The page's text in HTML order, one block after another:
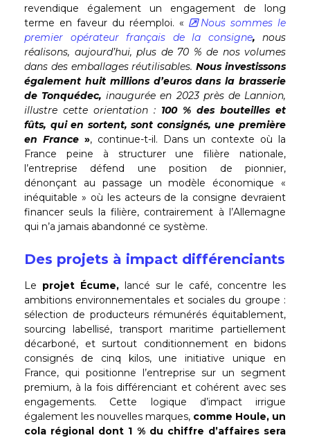
revendique également un engagement de long
terme en faveur du réemploi. «
Nous sommes le
premier opérateur français de la consigne, nous
réalisons, aujourd’hui, plus de 70 % de nos volumes
dans des emballages réutilisables.Nous investissons
également huit millions d’euros dans la brasserie
de Tonquédec, inaugurée en 2023 près de Lannion,
illustre cette orientation : 100 % des bouteilles et
fûts, qui en sortent, sont consignés, une première
en France», continue-t-il. Dans un contexte où la
France peine à structurer une filière nationale,
l’entreprise défend une position de pionnier,
dénonçant au passage un modèle économique «
inéquitable » où les acteurs de la consigne devraient
financer seuls la filière, contrairement à l’Allemagne
qui n’a jamais abandonné ce système.
Des projets à impact différenciants
Le projet Écume,lancé sur le café, concentre les
ambitions environnementales et sociales du groupe :
sélection de producteurs rémunérés équitablement,
sourcing labellisé, transport maritime partiellement
décarboné, et surtout conditionnement en bidons
consignés de cinq kilos, une initiative unique en
France, qui positionne l’entreprise sur un segment
premium, à la fois différenciant et cohérent avec ses
engagements. Cette logique d’impact irrigue
également les nouvelles marques, comme Houle, un
cola régional dont 1 % du chiffre d’affaires sera